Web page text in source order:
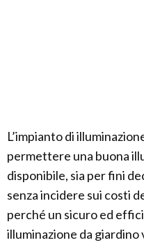
L’impianto di
permettere una buona
disponibile, sia per fini
senza incidere sui costi
perché un sicuro ed
illuminazione da